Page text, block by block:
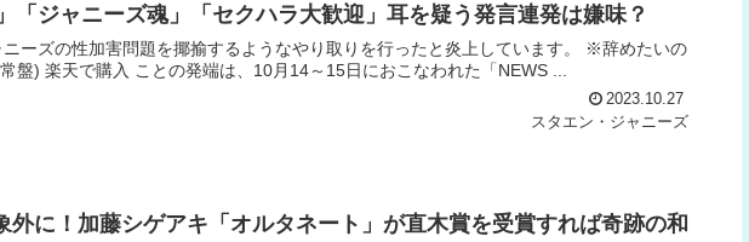
「ジャニーズ魂」「セクハラ大歓迎」耳を疑う発言連発は嫌味？
ーズの性加害問題を揶揄するようなやり取りを行ったと炎上しています。 ※辞めたいの
盤) 楽天で購入 ことの発端は、10月14～15日におこなわれた「NEWS ...
2023.10.27
スタエン・ジャニーズ
外に！加藤シゲアキ「オルタネート」が直木賞を受賞すれば奇跡の和